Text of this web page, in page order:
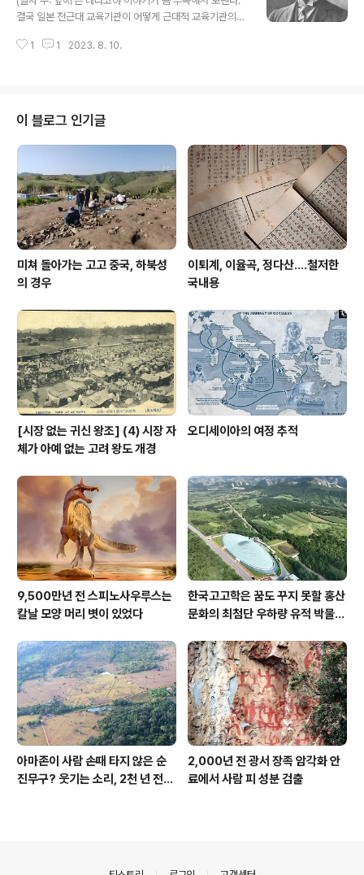
서월철폐령 이전까지 서원수가 1700개에 달했다. 이 많은
으로 전환하지 못하고 소멸해 버렸다. 그 폐허 위에 만들어
결국 일본 전근대 교육기관이 어떻게 근대적 교육기관의
만들어 글을 남긴다.) 일본이 앞서 데라코야를 대폭 소학교
초등교육기관으로 바꾸지 못했다. 우리도 반성하자. 그런
데 그게 아니다. 일본이 스스로의 전근대문명이 귀중한 것
이라 자각하게 된 것은 메이지 유신 후에도 상당한 시간이
흐른 후였다. 예를 들어 일본 미술. 전통 일본미술이 대단하
다고 처음 인정한 것은 일본인이 아니었다. 일본의 근대화
를 "탈아입구"로 설명하지만, "탈아"..
1 1 2023. 8. 10.
이 블로그 인기글
미쳐 돌아가는 고고 중국, 하북성
의 경우
이퇴계, 이율곡, 정다산....철저한
국내용
[시장 없는 귀신 왕조] (4) 시장 자
체가 아예 없는 고려 왕도 개경
오디세이아의 여정 추적
9,500만년 전 스피노사우루스는
칼날 모양 머리 볏이 있었다
한국고고학은 꿈도 꾸지 못할 홍산
문화의 최첨단 우하량 유적 박물관
아마존이 사람 손때 타지 않은 순
진무구? 웃기는 소리, 2천 년 전에
2,000년 전 광서 장족 암각화 안
료에서 사람 피 성분 검출